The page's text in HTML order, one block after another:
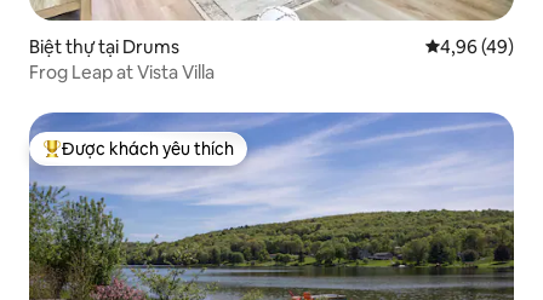
Biệt thự tại Drums Xếp hạng
4,96 (49)
Frog Leap at Vista Villa
Được khách yêu thích nhất
Được khách yêu thích